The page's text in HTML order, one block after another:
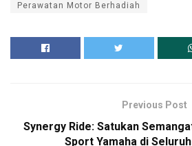
Perawatan Motor Berhadiah
Previous Post
Synergy Ride: Satukan
Sport Yamaha di